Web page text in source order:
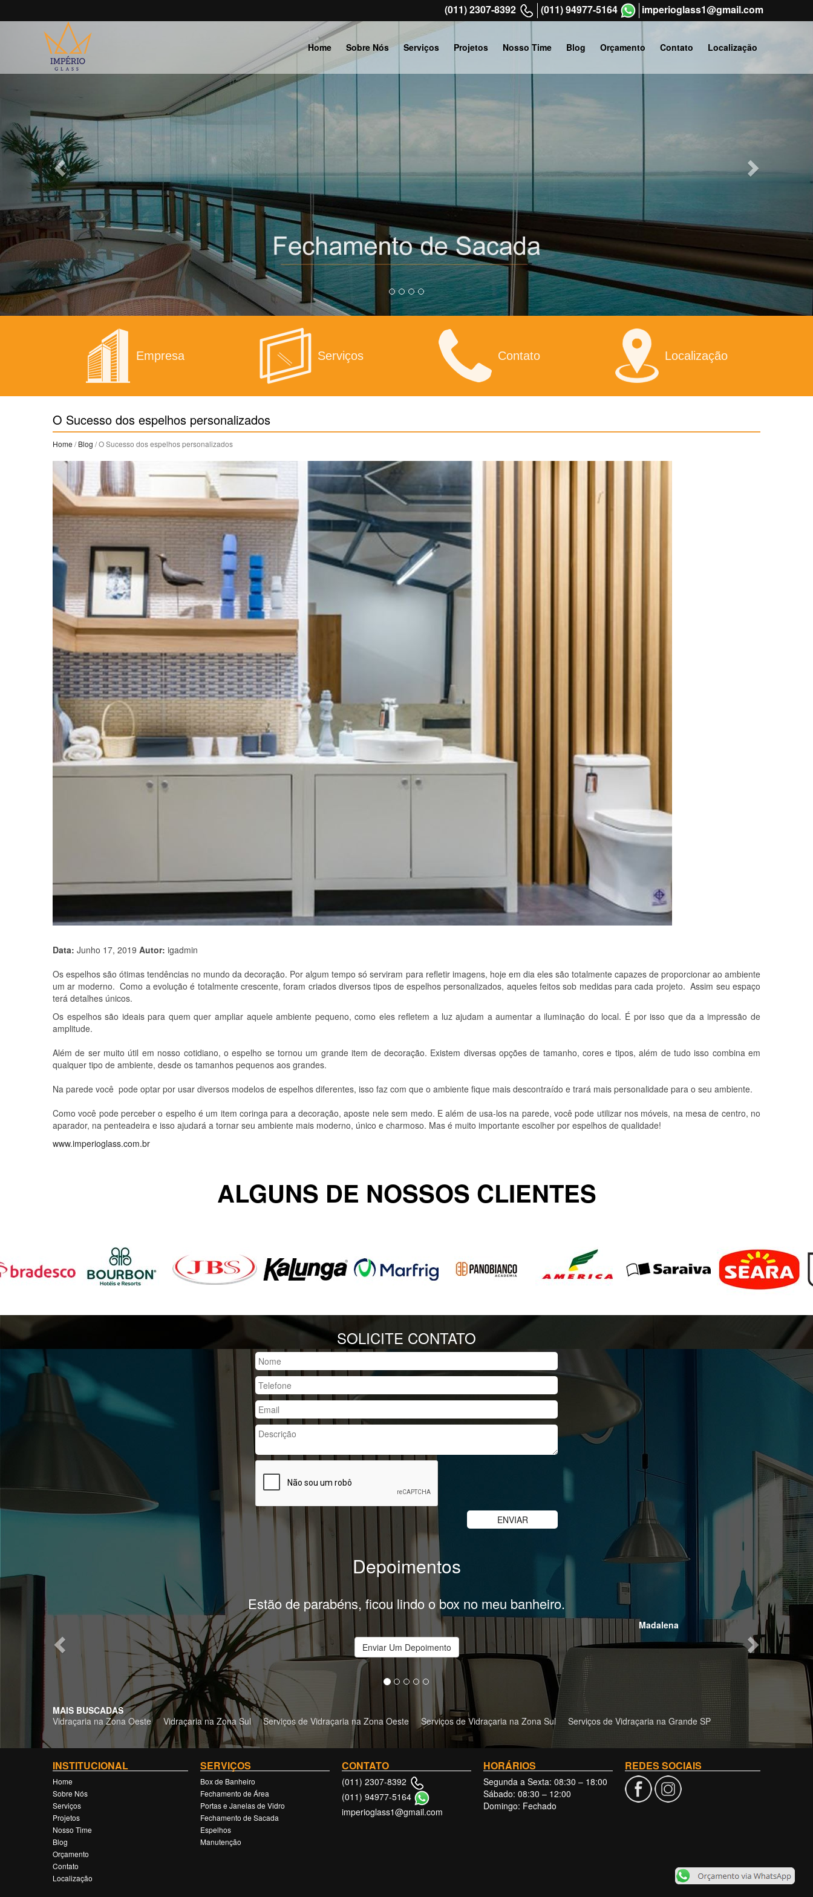
(011) 2307-8392 (011) 94977-5164 imperioglass1@gmail.com
Home Sobre Nós Serviços Projetos Nosso Time Blog Orçamento Contato Localização
Previous Next
Empresa Serviços Contato Localização
O Sucesso dos espelhos personalizados
Home /Blog / O Sucesso dos espelhos personalizados
Data: Junho 17, 2019 Autor: igadmin
Os espelhos são ótimas tendências no mundo da decoração. Por algum tempo só serviram para refletir imagens, hoje em dia eles são totalmente capazes de proporcionar ao ambiente
um ar moderno. Como a evolução é totalmente crescente, foram criados diversos tipos de espelhos personalizados, aqueles feitos sob medidas para cada projeto. Assim seu espaço
terá detalhes únicos.
Os espelhos são ideais para quem quer ampliar aquele ambiente pequeno, como eles refletem a luz ajudam a aumentar a iluminação do local. É por isso que da a impressão de
amplitude.
Além de ser muito útil em nosso cotidiano, o espelho se tornou um grande item de decoração. Existem diversas opções de tamanho, cores e tipos, além de tudo isso combina em
qualquer tipo de ambiente, desde os tamanhos pequenos aos grandes.
Na parede você pode optar por usar diversos modelos de espelhos diferentes, isso faz com que o ambiente fique mais descontraído e trará mais personalidade para o seu ambiente.
Como você pode perceber o espelho é um item coringa para a decoração, aposte nele sem medo. E além de usa-los na parede, você pode utilizar nos móveis, na mesa de centro, no
aparador, na penteadeira e isso ajudará a tornar seu ambiente mais moderno, único e charmoso. Mas é muito importante escolher por espelhos de qualidade!
www.imperioglass.com.br
ALGUNS DE NOSSOS CLIENTES
SOLICITE CONTATO
Depoimentos
Império Glass é uma Equipe competente, projeto na minha varanda foi entregue no prazo!
Diego Artur
Next
Enviar Um Depoimento
MAIS BUSCADAS
Vidraçaria na Zona Oeste
Vidraçaria na Zona Sul Serviços de Vidraçaria na Zona Oeste Serviços de Vidraçaria na Zona Sul Serviços de Vidraçaria na Grande SP
INSTITUCIONAL
Home
Sobre Nós
Serviços
Projetos
Nosso Time
Blog
Orçamento
Contato
Localização
SERVIÇOS
Box de Banheiro
Fechamento de Área
Portas e Janelas de Vidro
Fechamento de Sacada
Espelhos
Manutenção
CONTATO
(011) 2307-8392
(011) 94977-5164
imperioglass1@gmail.com
HORÁRIOS
Segunda a Sexta: 08:30 – 18:00
Sábado: 08:30 – 12:00
Domingo: Fechado
REDES SOCIAIS